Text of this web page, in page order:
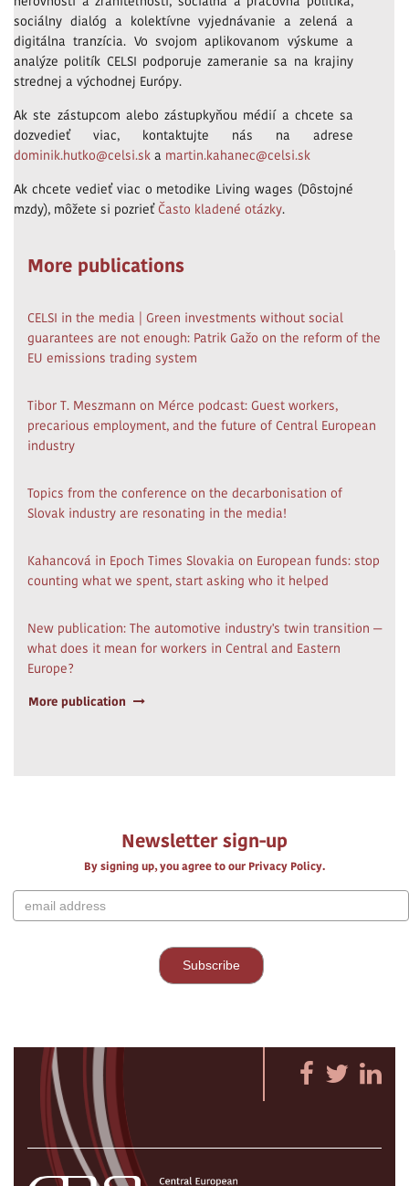
sociálny dialóg a kolektívne vyjednávanie a zelená a
digitálna tranzícia. Vo svojom aplikovanom výskume a
analýze politík CELSI podporuje zameranie sa na krajiny
strednej a východnej Európy.
Ak ste zástupcom alebo zástupkyňou médií a chcete sa
dozvedieť viac, kontaktujte nás na adrese
dominik.hutko@celsi.sk a martin.kahanec@celsi.sk
Ak chcete vedieť viac o metodike Living wages (Dôstojné
mzdy), môžete si pozrieť Často kladené otázky.
More publications
CELSI in the media | Green investments without social
guarantees are not enough: Patrik Gažo on the reform of the
EU emissions trading system
Tibor T. Meszmann on Mérce podcast: Guest workers,
precarious employment, and the future of Central European
industry
Topics from the conference on the decarbonisation of
Slovak industry are resonating in the media!
Kahancová in Epoch Times Slovakia on European funds: stop
counting what we spent, start asking who it helped
New publication: The automotive industry's twin transition —
what does it mean for workers in Central and Eastern
Europe?
More publication
Newsletter sign-up
By signing up, you agree to our Privacy Policy.